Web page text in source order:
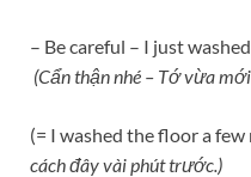
– Be careful – I just
(Cẩn thận nhé – Tớ vừa
(= I washed the floor a
cách đây vài phút trước.)